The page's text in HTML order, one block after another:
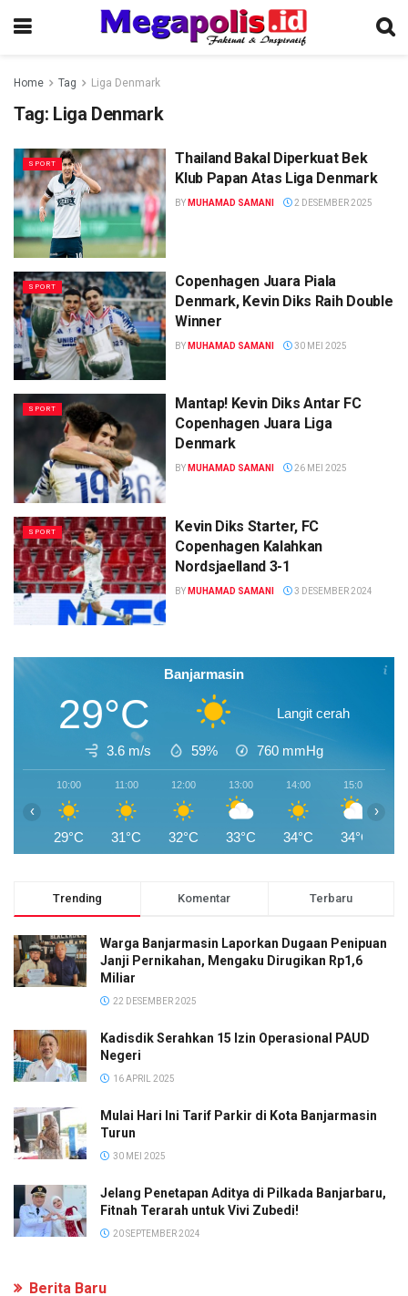
Home Tag Liga Denmark
Tag: Liga Denmark
SPORT
Thailand Bakal Diperkuat Bek
Klub Papan Atas Liga Denmark
BY MUHAMAD SAMANI 2 DESEMBER 2025
SPORT
Copenhagen Juara Piala
Denmark, Kevin Diks Raih Double
Winner
BY MUHAMAD SAMANI 30 MEI 2025
SPORT
Mantap! Kevin Diks Antar FC
Copenhagen Juara Liga
Denmark
BY MUHAMAD SAMANI 26 MEI 2025
SPORT
Kevin Diks Starter, FC
Copenhagen Kalahkan
Nordsjaelland 3-1
BY MUHAMAD SAMANI 3 DESEMBER 2024
Banjarmasin
29°C Langit cerah
3.6 m/s 59% 760 mmHg
10:00
29°C
11:00
31°C
12:00
32°C
13:00
33°C
14:00
34°C
15:00
34°C
‹ ›
Trending Komentar Terbaru
Warga Banjarmasin Laporkan Dugaan Penipuan
Janji Pernikahan, Mengaku Dirugikan Rp1,6
Miliar
22 DESEMBER 2025
Kadisdik Serahkan 15 Izin Operasional PAUD
Negeri
16 APRIL 2025
Mulai Hari Ini Tarif Parkir di Kota Banjarmasin
Turun
30 MEI 2025
Jelang Penetapan Aditya di Pilkada Banjarbaru,
Fitnah Terarah untuk Vivi Zubedi!
20 SEPTEMBER 2024
Berita Baru